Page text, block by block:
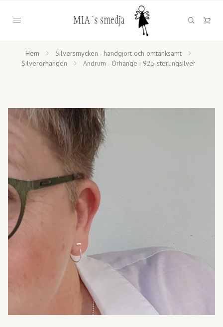
Hem
Silversmycken - handgjort och omtänksamt
Silverörhängen
Andrum - Örhänge i 925 sterlingsilver